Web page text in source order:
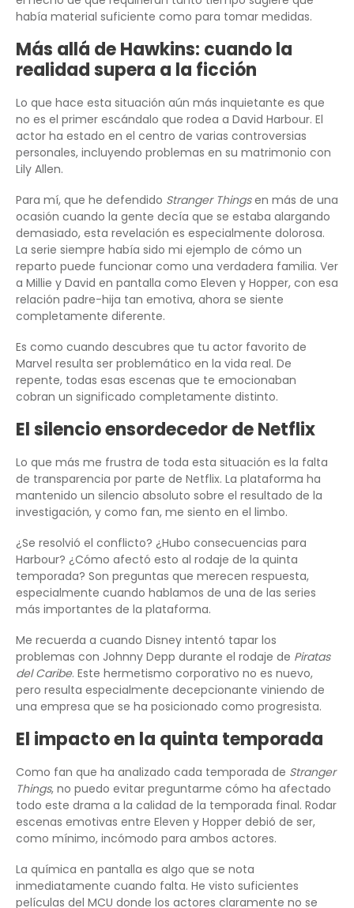
había material suficiente como para tomar medidas.
Más allá de Hawkins: cuando la
realidad supera a la ficción
Lo que hace esta situación aún más inquietante es que
no es el primer escándalo que rodea a David Harbour. El
actor ha estado en el centro de varias controversias
personales, incluyendo problemas en su matrimonio con
Lily Allen.
Para mí, que he defendido Stranger Thingsen más de una
ocasión cuando la gente decía que se estaba alargando
demasiado, esta revelación es especialmente dolorosa.
La serie siempre había sido mi ejemplo de cómo un
reparto puede funcionar como una verdadera familia. Ver
a Millie y David en pantalla como Eleven y Hopper, con esa
relación padre-hija tan emotiva, ahora se siente
completamente diferente.
Es como cuando descubres que tu actor favorito de
Marvel resulta ser problemático en la vida real. De
repente, todas esas escenas que te emocionaban
cobran un significado completamente distinto.
El silencio ensordecedor de Netflix
Lo que más me frustra de toda esta situación es la falta
de transparencia por parte de Netflix. La plataforma ha
mantenido un silencio absoluto sobre el resultado de la
investigación, y como fan, me siento en el limbo.
¿Se resolvió el conflicto? ¿Hubo consecuencias para
Harbour? ¿Cómo afectó esto al rodaje de la quinta
temporada? Son preguntas que merecen respuesta,
especialmente cuando hablamos de una de las series
más importantes de la plataforma.
Me recuerda a cuando Disney intentó tapar los
problemas con Johnny Depp durante el rodaje de Piratas
del Caribe. Este hermetismo corporativo no es nuevo,
pero resulta especialmente decepcionante viniendo de
una empresa que se ha posicionado como progresista.
El impacto en la quinta temporada
Como fan que ha analizado cada temporada de Stranger
Things, no puedo evitar preguntarme cómo ha afectado
todo este drama a la calidad de la temporada final. Rodar
escenas emotivas entre Eleven y Hopper debió de ser,
como mínimo, incómodo para ambos actores.
La química en pantalla es algo que se nota
inmediatamente cuando falta. He visto suficientes
películas del MCU donde los actores claramente no se